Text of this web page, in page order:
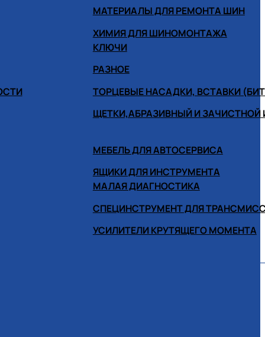
МАТЕРИАЛЫ ДЛЯ РЕМОНТА ШИН
ХИМИЯ ДЛЯ ШИНОМОНТАЖА
КЛЮЧИ
РАЗНОЕ
ТОРЦЕВЫЕ НАСАДКИ, ВСТАВКИ
ЩЕТКИ,АБРАЗИВНЫЙ И ЗАЧИСТНОЙ
МЕБЕЛЬ ДЛЯ АВТОСЕРВИСА
ЯЩИКИ ДЛЯ ИНСТРУМЕНТА
МАЛАЯ ДИАГНОСТИКА
СПЕЦИНСТРУМЕНТ ДЛЯ
УСИЛИТЕЛИ КРУТЯЩЕГО МОМЕНТА